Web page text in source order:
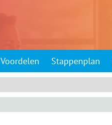
Voordelen Stappenplan